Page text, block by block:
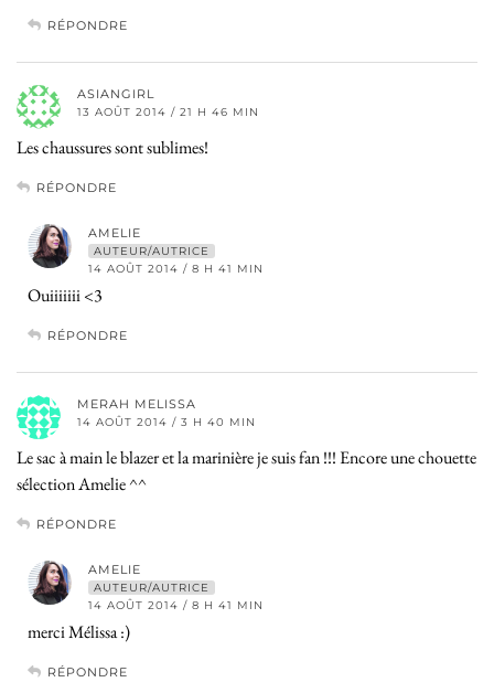
RÉPONDRE
ASIANGIRL
13 AOÛT 2014 / 21 H 46 MIN
Les chaussures sont sublimes!
RÉPONDRE
AMELIE
AUTEUR/AUTRICE
14 AOÛT 2014 / 8 H 41 MIN
Ouiiiiiii <3
RÉPONDRE
MERAH MELISSA
14 AOÛT 2014 / 3 H 40 MIN
Le sac à main le blazer et la marinière je suis fan !!! Encore une chouette
sélection Amelie ^^
RÉPONDRE
AMELIE
AUTEUR/AUTRICE
14 AOÛT 2014 / 8 H 41 MIN
merci Mélissa :)
RÉPONDRE